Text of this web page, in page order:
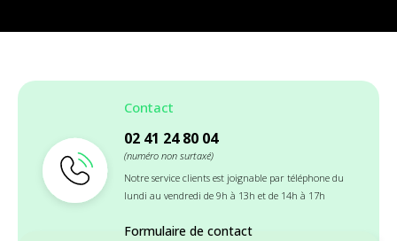
Contact
02 41 24 80 04
(numéro non surtaxé)
Notre service clients est joignable par téléphone du
lundi au vendredi de 9h à 13h et de 14h à 17h
Formulaire de contact